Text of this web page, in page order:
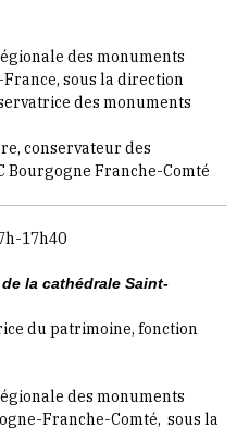
des monuments
sous la direction
des monuments
conservateur des
Bourgogne Franche-Comté
17h40
la cathédrale Saint-
du patrimoine, fonction
des monuments
Franche-Comté, sous la